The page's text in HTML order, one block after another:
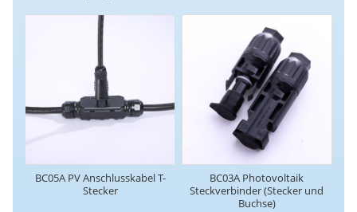
BC05A PV Anschlusskabel T-
Stecker
BC03A Photovoltaik
Steckverbinder (Stecker und
Buchse)